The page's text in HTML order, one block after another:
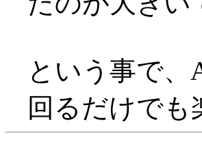
という事で、
回るだけで